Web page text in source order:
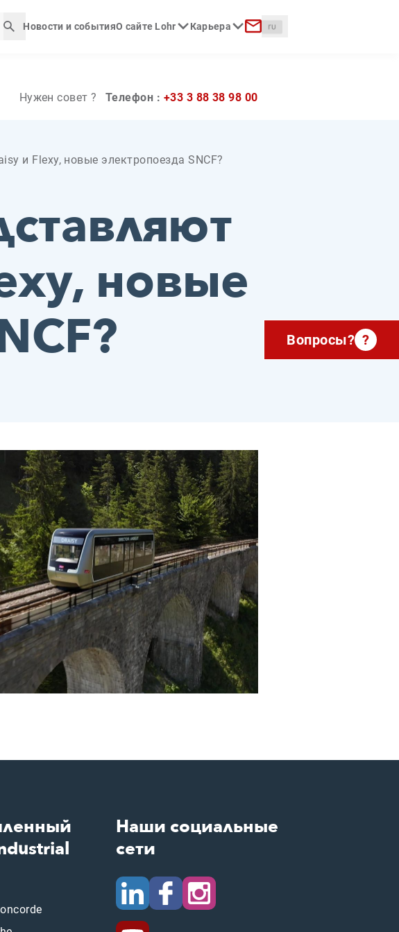
Начать поиск
Новости и событияО сайте Lohr Карьера Langue :
Нужен совет ? Телефон : +33 3 88 38 98 00
и Flexy, новые электропоезда SNCF?
новые
Вопросы? ?
Наши социальные
сети